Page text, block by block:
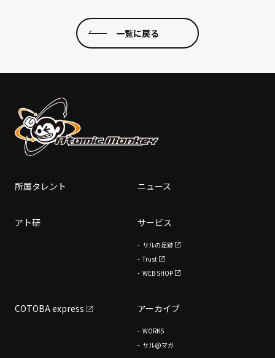
一覧に戻る
所属タレント ニュース
アト研 サービス
サルの足跡
Trust
WEB SHOP
COTOBA express アーカイブ
WORKS
サル@マガ